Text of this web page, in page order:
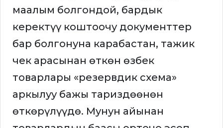
маалым болгондой, бардык
керектүү коштоочу документтер
бар болгонуна карабастан, тажик
чек арасынан өткөн өзбек
товарлары «резервдик схема»
аркылуу бажы тариздөөнөн
өткөрүлүүдө. Мунун айынан